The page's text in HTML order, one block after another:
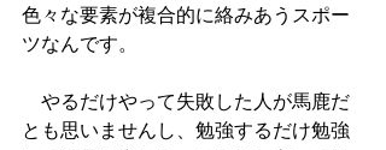
色々な要素が複合的に絡みあうスポー
ツなんです。
やるだけやって失敗した人が馬鹿だ
とも思いませんし、勉強するだけ勉強